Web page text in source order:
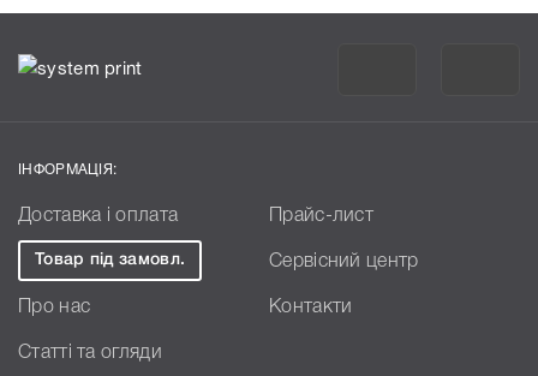
ІНФОРМАЦІЯ:
Доставка і оплата Прайс-лист
Товар під замовл. Сервісний центр
Про нас Контакти
Статті та огляди